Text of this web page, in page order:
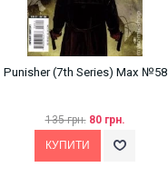
Punisher (7th Series) Max №58
135 грн. 80 грн.